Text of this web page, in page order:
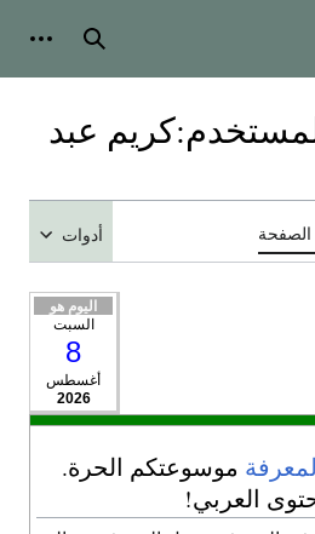
بحث
:كريم عبد
اليوم هو
السبت
أغسطس
موسوعتكم الحرة.
العربي!